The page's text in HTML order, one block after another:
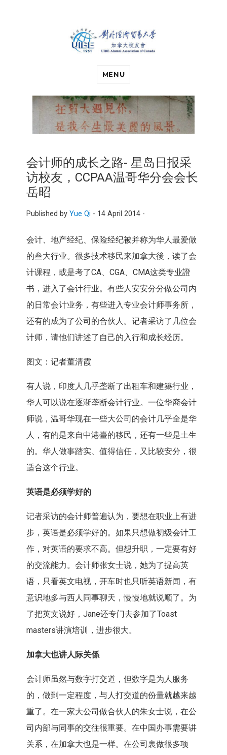
对外经济贸易
大学加拿大校
友会
MENU
会计师的成长之路- 星岛日报采
访校友，CCPAA温哥华分会会长
岳昭
Published by Yue Qi - 14 April 2014 -
会计、地产经纪、保险经纪被并称为华人最爱做
的叁大行业。很多技术移民来加拿大後，读了会
计课程，或是考了CA、CGA、CMA这类专业證
书，进入了会计行业。有些人安安分分做公司内
的日常会计业务，有些进入专业会计师事务所，
还有的成为了公司的合伙人。记者采访了几位会
计师，请他们讲述了自己的入行和成长经历。
图文：记者董清霞
有人说，印度人几乎垄断了出租车和建築行业，
华人可以说在逐渐垄断会计行业。一位华裔会计
师说，温哥华现在一些大公司的会计几乎全是华
人，有的是来自中港臺的移民，还有一些是土生
的。华人做事踏实、值得信任，又比较安分，很
适合这个行业。
英语是必须学好的
记者采访的会计师普遍认为，要想在职业上有进
步，英语是必须学好的。如果只想做初级会计工
作，对英语的要求不高。但想升职，一定要有好
的交流能力。会计师张女士说，她为了提高英
语，只看英文电视，开车时也只听英语新闻，有
意识地多与西人同事聊天，慢慢地就说顺了。为
了把英文说好，Jane还专门去参加了Toast
masters讲演培训，进步很大。
加拿大也讲人际关係
会计师虽然与数字打交道，但数字是为人服务
的，做到一定程度，与人打交道的份量就越来越
重了。在一家大公司做合伙人的朱女士说，在公
司内部与同事的交往很重要。在中国办事需要讲
关系，在加拿大也是一样。在公司裏做很多项